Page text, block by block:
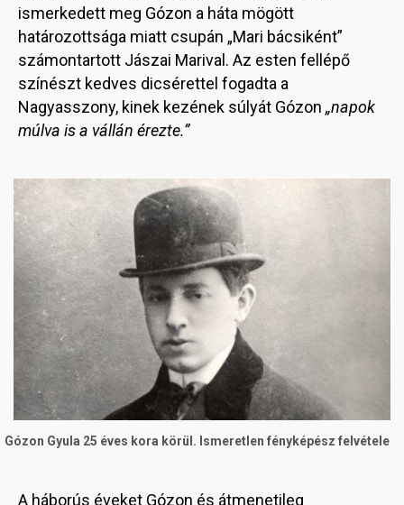
ismerkedett meg Gózon a háta mögött
határozottsága miatt csupán „Mari bácsiként”
számontartott Jászai Marival. Az esten fellépő
színészt kedves dicsérettel fogadta a
Nagyasszony, kinek kezének súlyát Gózon „napok
múlva is a vállán érezte.”
Image
Gózon Gyula 25 éves kora körül. Ismeretlen fényképész felvétele
A háborús éveket Gózon és átmenetileg